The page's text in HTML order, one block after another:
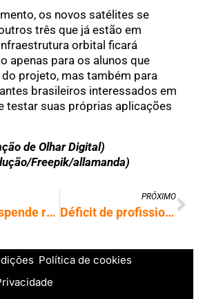
os novos satélites se
três que já estão em
orbital ficará
apenas para os alunos que
projeto, mas também para
brasileiros interessados em
testar suas próprias aplicações
de Olhar Digital)
Freepik/allamanda)
Google suspende resumos de IA em buscas de saúde após respostas enganosas
PRÓXIMO
Déficit de profissionais de TI expõe desafios do setor no Brasil
Política de cookies